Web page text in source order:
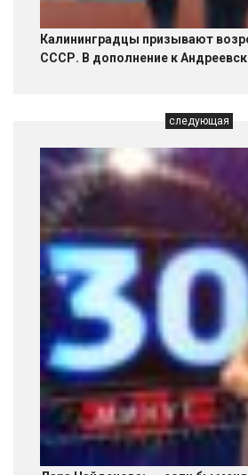
Калининградцы призывают
СССР. В дополнение к
следующая